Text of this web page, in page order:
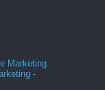
Marketing
-